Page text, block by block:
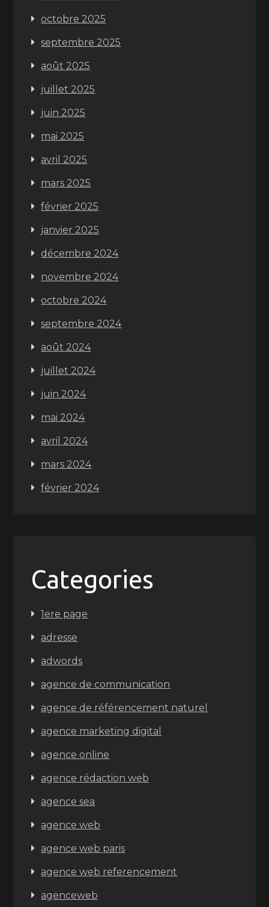
octobre 2025
septembre 2025
août 2025
juillet 2025
juin 2025
mai 2025
avril 2025
mars 2025
février 2025
janvier 2025
décembre 2024
novembre 2024
octobre 2024
septembre 2024
août 2024
juillet 2024
juin 2024
mai 2024
avril 2024
mars 2024
février 2024
Categories
1ere page
adresse
adwords
agence de communication
agence de référencement naturel
agence marketing digital
agence online
agence rédaction web
agence sea
agence web
agence web paris
agence web referencement
agenceweb